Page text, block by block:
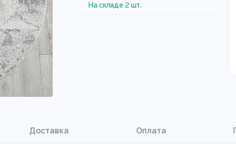
На складе 2 шт.
Доставка Оплата